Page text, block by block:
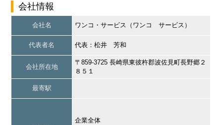
会社情報
会社名 ワンコ・サービス（ワンコ サービス）
代表者名 代表：松井 芳和
会社所在地
〒859-3725 長崎県東彼杵郡波佐見町長野郷２
８５１
最寄駅
企業全体